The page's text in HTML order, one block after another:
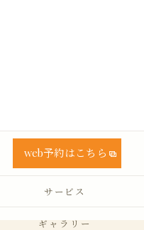
web予約はこちら
サービス
ギャラリー